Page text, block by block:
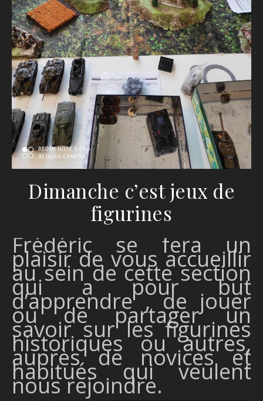
Dimanche c’est jeux de
figurines
Frédéric se fera un
plaisir de vous accueillir
au sein de cette section
qui a pour but
d’apprendre , de jouer
ou de partager un
savoir sur les figurines
historiques ou autres,
auprès de novices et
habitués qui veulent
nous rejoindre.